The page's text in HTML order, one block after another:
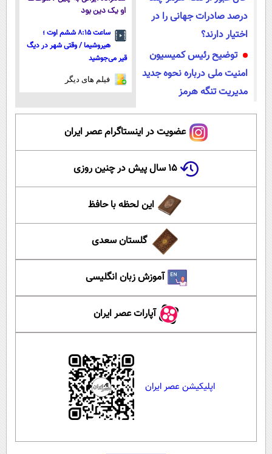
درصد صادرات جهانی را در
اختیار دارند؟
توضیح رئیس کمیسیون
امنیت ملی درباره نحوه جدید
مدیریت تنگه هرمز
او یک دین بود
ساعت ۸:۱۵ ششم اوت ؛
هیروشیما / وقتی شهر در دیگ
قیر می‌جوشید
فیلم های دیگر
عضویت در اینستاگرام عصر ایران
۱۵ سال پیش در چنین روزی
این لحظه با حافظ
گلستان سعدی
آموزش زبان انگلیسی
آپارات عصر ایران
اپلیکیشن عصر ایران